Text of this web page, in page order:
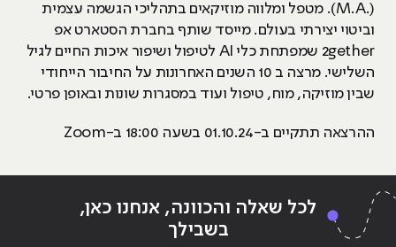
(.M.A). מטפל ומלווה מוזיקאים בתהליכי הגשמה עצמית
וביטוי יצירתי בעולם. מייסד שותף בחברת הסטארט אפ
2gether שמפתחת כלי AI לטיפול ושיפור איכות החיים לגיל
השלישי. מרצה ב 10 השנים האחרונות על החיבור הייחודי
שבין מוזיקה, מוח, טיפול ועוד במסגרות שונות ובאופן פרטי.
ההרצאה תתקיים ב-01.10.24 בשעה 18:00 ב-Zoom
לכל שאלה והכוונה, אנחנו כאן,
בשבילך